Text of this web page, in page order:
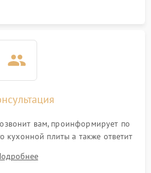
вам, проинформирует по
кухонной плиты а также ответит